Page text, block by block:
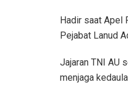
Hadir saat Apel
Pejabat Lanud
Jajaran TNI AU
menjaga